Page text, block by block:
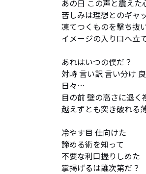
あの日 この声と震えた
苦しみは理想とのギャ
凍てつくものを撃ち抜
イメージの入り口へ立
あれはいつの僕だ？
対峙 言い訳 言い分け
日々…
目の前 壁の高さに退く
越えずとも突き破れる
冷やす目 仕向けた
諦める術を知って
不要な利口握りしめた
掌掲げるは誰次第だ？